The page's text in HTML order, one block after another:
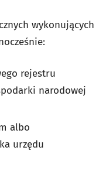
wykonujących
rejestru
narodowej
albo
urzędu